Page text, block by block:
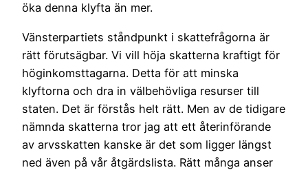
öka denna klyfta än mer.
Vänsterpartiets ståndpunkt i skattefrågorna är
rätt förutsägbar. Vi vill höja skatterna kraftigt för
höginkomsttagarna. Detta för att minska
klyftorna och dra in välbehövliga resurser till
staten. Det är förstås helt rätt. Men av de tidigare
nämnda skatterna tror jag att ett återinförande
av arvsskatten kanske är det som ligger längst
ned även på vår åtgärdslista. Rätt många anser